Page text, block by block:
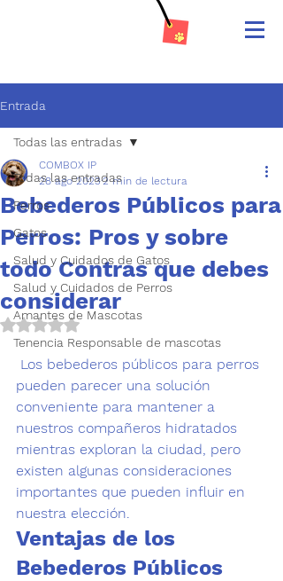
Entrada
Todas las entradas
Perros
Gatos
Salud y Cuidados de Gatos
Salud y Cuidados de Perros
Amantes de Mascotas
Tenencia Responsable de mascotas
Todas las entradas
Bebederos Públicos para
Perros: Pros y sobre
todo Contras que debes
considerar
COMBOX IP
28 ago 20232 min de lectura
Obtuvo NaN de 5 estrellas.
pueden parecer una solución
conveniente para mantener a
nuestros compañeros hidratados
mientras exploran la ciudad, pero
existen algunas consideraciones
importantes que pueden influir en
nuestra elección.
Ventajas de los
Bebederos Públicos